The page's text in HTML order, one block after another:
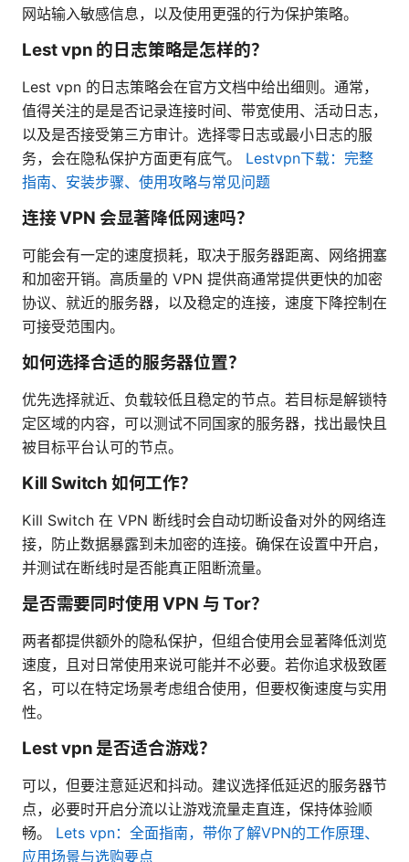
网站输入敏感信息，以及使用更强的行为保护策略。
Lest vpn 的日志策略是怎样的？
Lest vpn 的日志策略会在官方文档中给出细则。通常，
值得关注的是是否记录连接时间、带宽使用、活动日志，
以及是否接受第三方审计。选择零日志或最小日志的服
务，会在隐私保护方面更有底气。 Lestvpn下载：完整
指南、安装步骤、使用攻略与常见问题
连接 VPN 会显著降低网速吗？
可能会有一定的速度损耗，取决于服务器距离、网络拥塞
和加密开销。高质量的 VPN 提供商通常提供更快的加密
协议、就近的服务器，以及稳定的连接，速度下降控制在
可接受范围内。
如何选择合适的服务器位置？
优先选择就近、负载较低且稳定的节点。若目标是解锁特
定区域的内容，可以测试不同国家的服务器，找出最快且
被目标平台认可的节点。
Kill Switch 如何工作？
Kill Switch 在 VPN 断线时会自动切断设备对外的网络连
接，防止数据暴露到未加密的连接。确保在设置中开启，
并测试在断线时是否能真正阻断流量。
是否需要同时使用 VPN 与 Tor？
两者都提供额外的隐私保护，但组合使用会显著降低浏览
速度，且对日常使用来说可能并不必要。若你追求极致匿
名，可以在特定场景考虑组合使用，但要权衡速度与实用
性。
Lest vpn 是否适合游戏？
可以，但要注意延迟和抖动。建议选择低延迟的服务器节
点，必要时开启分流以让游戏流量走直连，保持体验顺
畅。 Lets vpn：全面指南，带你了解VPN的工作原理、
应用场景与选购要点